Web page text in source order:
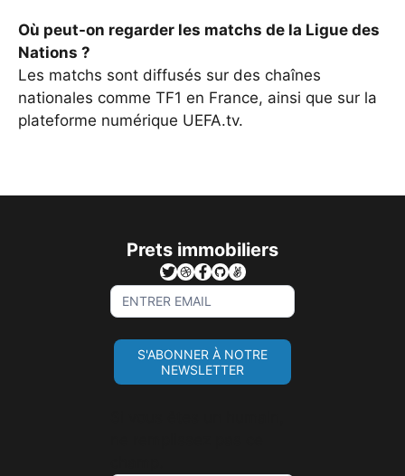
Où peut-on regarder les matchs de la Ligue des
Nations ?
Les matchs sont diffusés sur des chaînes
nationales comme TF1 en France, ainsi que sur la
plateforme numérique UEFA.tv.
Prets immobiliers
Sign
Up
For
Newsletter
S'ABONNER À NOTRE
NEWSLETTER